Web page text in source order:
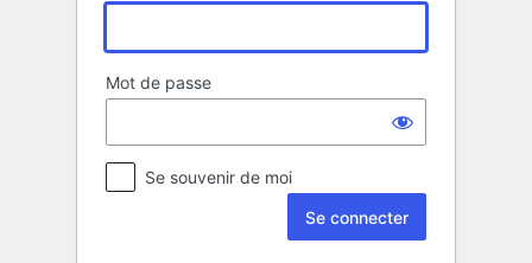
Mot de passe
Se souvenir de moi